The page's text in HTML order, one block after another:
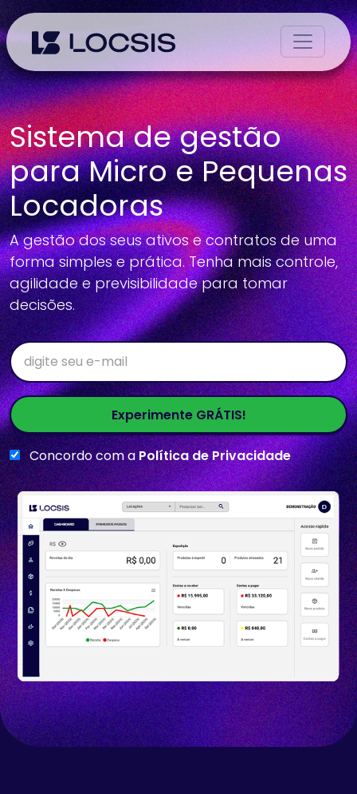
Sistema de gestão
para Micro e Pequenas
Locadoras
A gestão dos seus ativos e contratos de uma
forma simples e prática. Tenha mais controle,
agilidade e previsibilidade para tomar
decisões.
E-mail
Concordo com aPolítica de Privacidade
Experimente GRÁTIS!